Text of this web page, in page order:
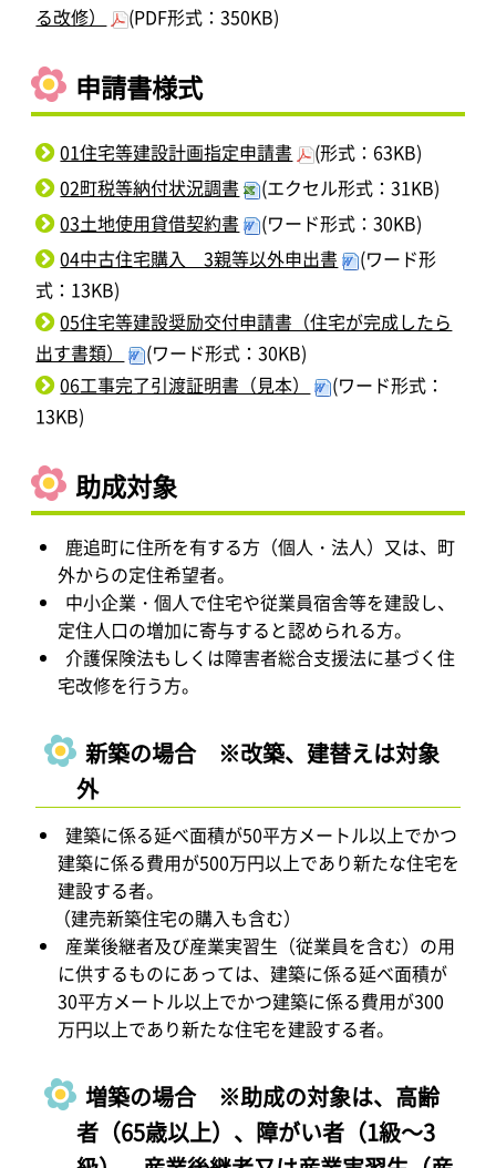
る改修）
(PDF形式：350KB)
申請書様式
01住宅等建設計画指定申請書
(形式：63KB)
02町税等納付状況調書
(エクセル形式：31KB)
03土地使用貸借契約書
(ワード形式：30KB)
04中古住宅購入 3親等以外申出書
(ワード形
式：13KB)
05住宅等建設奨励交付申請書（住宅が完成したら
出す書類）
(ワード形式：30KB)
06工事完了引渡証明書（見本）
(ワード形式：
13KB)
助成対象
鹿追町に住所を有する方（個人・法人）又は、町
外からの定住希望者。
中小企業・個人で住宅や従業員宿舎等を建設し、
定住人口の増加に寄与すると認められる方。
介護保険法もしくは障害者総合支援法に基づく住
宅改修を行う方。
新築の場合 ※改築、建替えは対象
外
建築に係る延べ面積が50平方メートル以上でかつ
建築に係る費用が500万円以上であり新たな住宅を
建設する者。
（建売新築住宅の購入も含む）
産業後継者及び産業実習生（従業員を含む）の用
に供するものにあっては、建築に係る延べ面積が
30平方メートル以上でかつ建築に係る費用が300
万円以上であり新たな住宅を建設する者。
増築の場合 ※助成の対象は、高齢
者（65歳以上）、障がい者（1級～3